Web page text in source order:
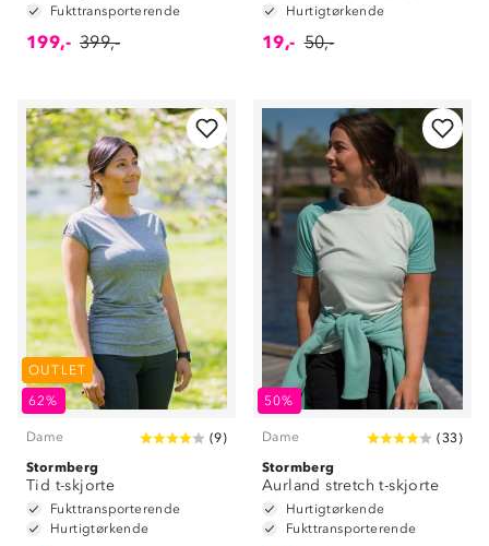
Fukttransporterende
199,- 399,-
Hurtigtørkende
19,- 50,-
OUTLET
62%
Dame (9)
Stormberg
Tid t-skjorte
Fukttransporterende
Hurtigtørkende
50%
Dame (33)
Stormberg
Aurland stretch t-skjorte
Hurtigtørkende
Fukttransporterende